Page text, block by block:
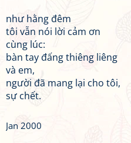
như hằng đêm
tôi vẫn nói lời cảm ơn
cùng lúc:
bàn tay đấng thiêng liêng
và em,
người đã mang lại cho tôi,
sự chết.
Jan 2000